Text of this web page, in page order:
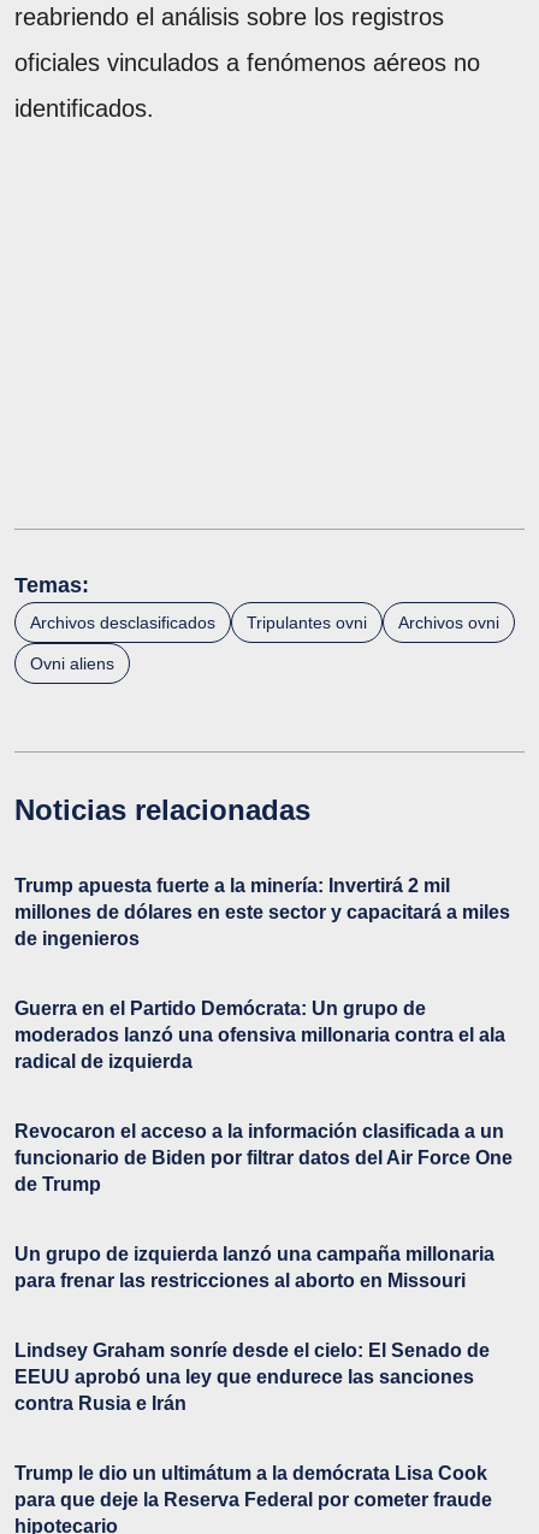
reabriendo el análisis sobre los registros
oficiales vinculados a fenómenos aéreos no
identificados.
Temas:
Archivos desclasificados Tripulantes ovni Archivos ovni
Ovni aliens
Noticias relacionadas
Trump apuesta fuerte a la minería: Invertirá 2 mil
millones de dólares en este sector y capacitará a miles
de ingenieros
Guerra en el Partido Demócrata: Un grupo de
moderados lanzó una ofensiva millonaria contra el ala
radical de izquierda
Revocaron el acceso a la información clasificada a un
funcionario de Biden por filtrar datos del Air Force One
de Trump
Un grupo de izquierda lanzó una campaña millonaria
para frenar las restricciones al aborto en Missouri
Lindsey Graham sonríe desde el cielo: El Senado de
EEUU aprobó una ley que endurece las sanciones
contra Rusia e Irán
Trump le dio un ultimátum a la demócrata Lisa Cook
para que deje la Reserva Federal por cometer fraude
hipotecario